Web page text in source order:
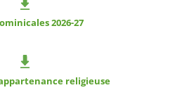
2026-27
religieuse